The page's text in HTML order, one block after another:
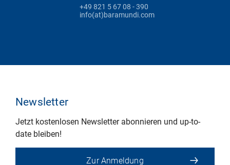
+49 821 5 67 08 - 390
info(at)baramundi.com
Newsletter
Jetzt kostenlosen Newsletter abonnieren und up-to-
date bleiben!
Zur Anmeldung